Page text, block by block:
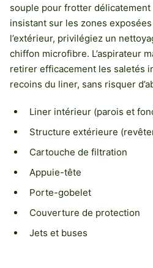
souple pour frotter
insistant sur les zones
l’extérieur, privilégiez un
chiffon microfibre. L’aspirateur
retirer efficacement les saletés
recoins du liner, sans risquer
Liner intérieur (parois et
Structure extérieure
Cartouche de filtration
Appuie-tête
Porte-gobelet
Couverture de protection
Jets et buses